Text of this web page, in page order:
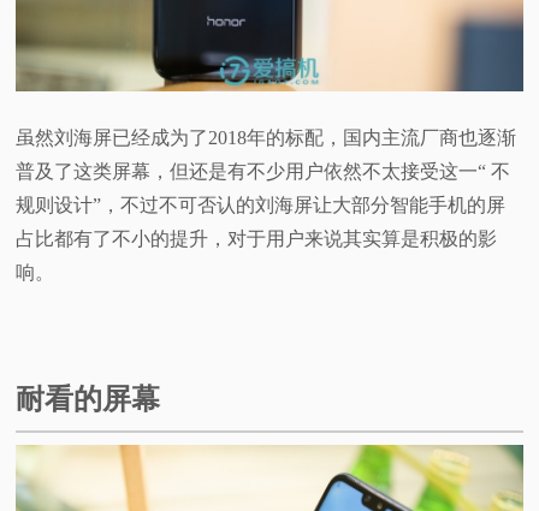
虽然刘海屏已经成为了2018年的标配，国内主流厂商也逐渐
普及了这类屏幕，但还是有不少用户依然不太接受这一“ 不
规则设计”，不过不可否认的刘海屏让大部分智能手机的屏
占比都有了不小的提升，对于用户来说其实算是积极的影
响。
耐看的屏幕